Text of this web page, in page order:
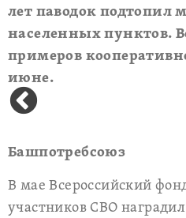
лет паводок подтопил
населенных пунктов.
примеров
июне.
Башпотребсоюз
В мае Всероссийский
участников СВО